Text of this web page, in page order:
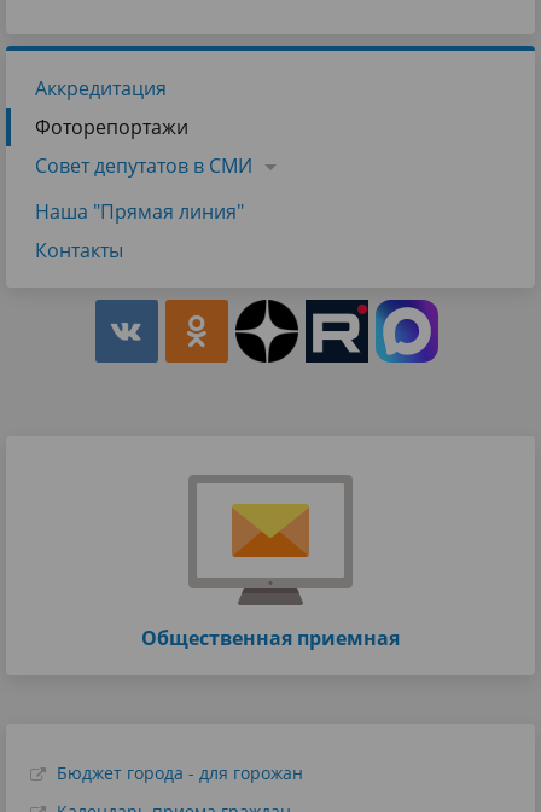
Аккредитация
Фоторепортажи
Совет депутатов в СМИ
Наша "Прямая линия"
Контакты
Общественная приемная
Бюджет города - для горожан